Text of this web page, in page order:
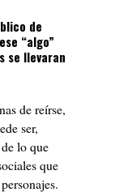
de
“algo”
se llevaran
de reírse,
ser,
lo que
que